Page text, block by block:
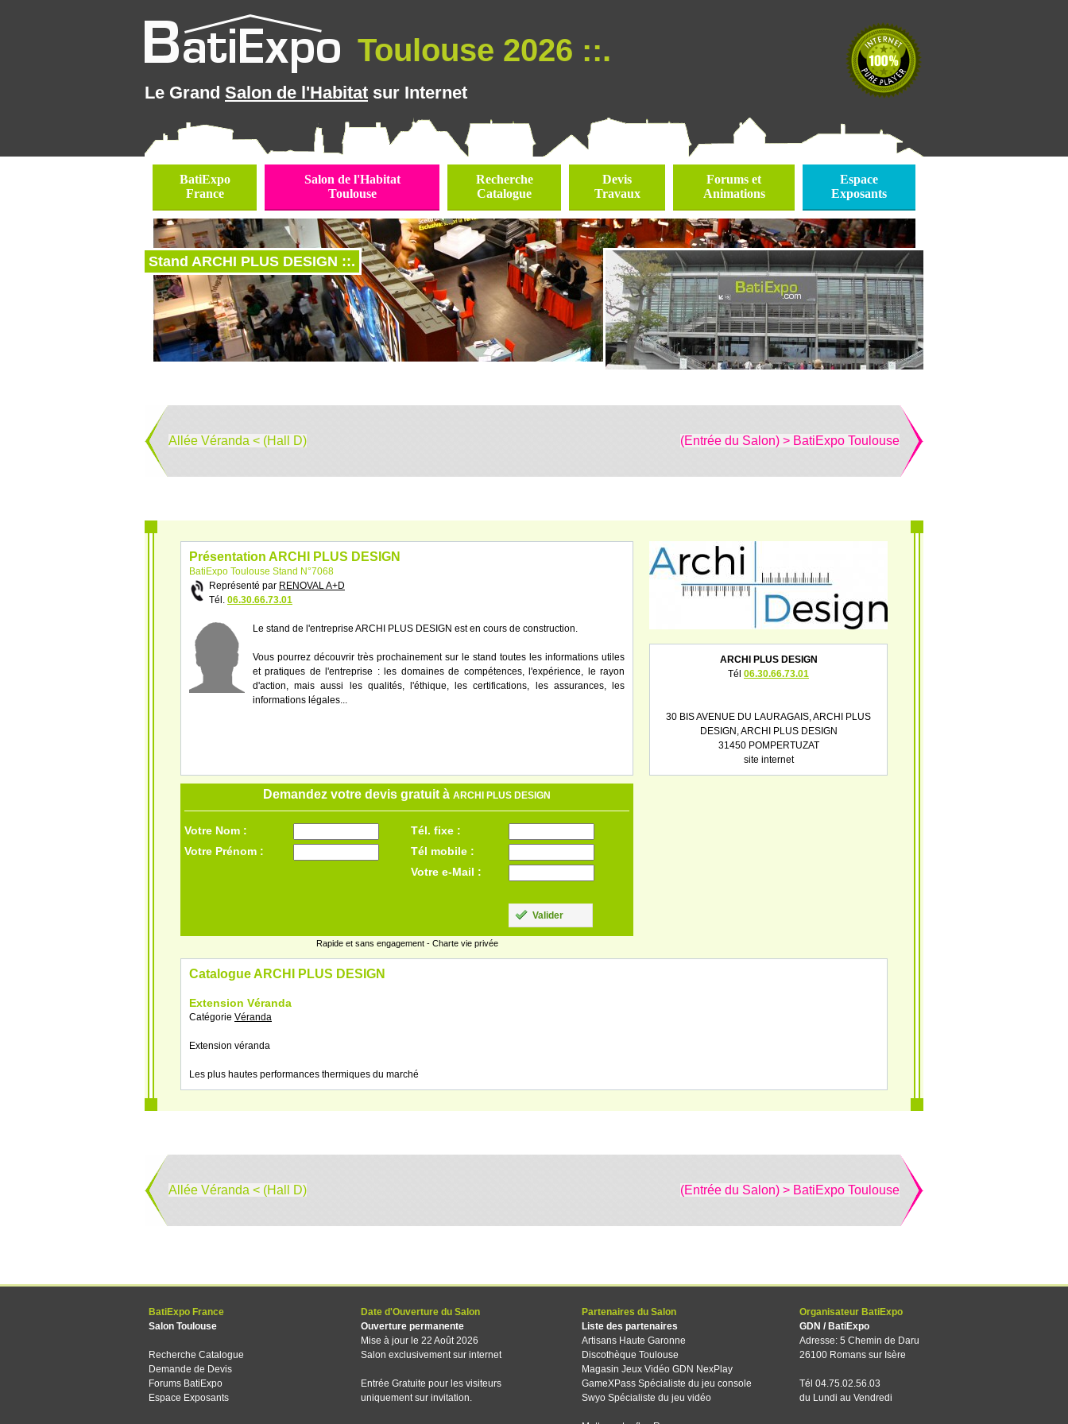
Toulouse 2026 ::.
Le Grand Salon de l'Habitat sur Internet
BatiExpo
France
Salon de l'Habitat
Toulouse
Recherche
Catalogue
Devis
Travaux
Forums et
Animations
Espace
Exposants
Stand ARCHI PLUS DESIGN ::.
Allée Véranda < (Hall D) (Entrée du Salon) > BatiExpo Toulouse
Présentation ARCHI PLUS DESIGN
BatiExpo Toulouse Stand N°7068
Représenté par RENOVAL A+D
Tél. 06.30.66.73.01
Le stand de l'entreprise ARCHI PLUS DESIGN est en cours de construction.
Vous pourrez découvrir très prochainement sur le stand toutes les informations utiles
et pratiques de l'entreprise : les domaines de compétences, l'expérience, le rayon
d'action, mais aussi les qualités, l'éthique, les certifications, les assurances, les
informations légales...
ARCHI PLUS DESIGN
Tél 06.30.66.73.01
30 BIS AVENUE DU LAURAGAIS, ARCHI PLUS
DESIGN, ARCHI PLUS DESIGN
31450 POMPERTUZAT
site internet
Demandez votre devis gratuit à ARCHI PLUS DESIGN
Votre Nom :
Tél. fixe :
Votre Prénom :
Tél mobile :
Votre e-Mail :
Valider
Rapide et sans engagement - Charte vie privée
Catalogue ARCHI PLUS DESIGN
Extension Véranda
Catégorie Véranda
Extension véranda
Les plus hautes performances thermiques du marché
Allée Véranda < (Hall D) (Entrée du Salon) > BatiExpo Toulouse
BatiExpo France
Salon Toulouse
Recherche Catalogue
Demande de Devis
Forums BatiExpo
Espace Exposants
Date d'Ouverture du Salon
Ouverture permanente
Mise à jour le 22 Août 2026
Salon exclusivement sur internet
Entrée Gratuite pour les visiteurs
uniquement sur invitation.
Partenaires du Salon
Liste des partenaires
Artisans Haute Garonne
Discothèque Toulouse
Magasin Jeux Vidéo GDN NexPlay
GameXPass Spécialiste du jeu console
Swyo Spécialiste du jeu vidéo
Organisateur BatiExpo
GDN / BatiExpo
Adresse: 5 Chemin de Daru
26100 Romans sur Isère
Tél 04.75.02.56.03
du Lundi au Vendredi